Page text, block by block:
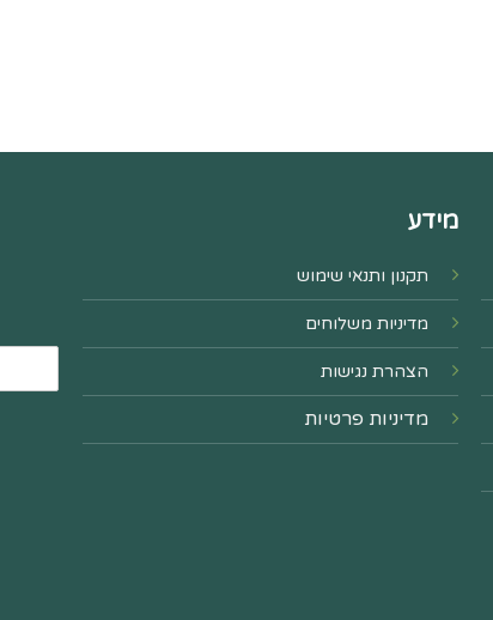
מידע
תקנון ותנאי שימוש
מדיניות משלוחים
הצהרת נגישות
מדיניות פרטיות